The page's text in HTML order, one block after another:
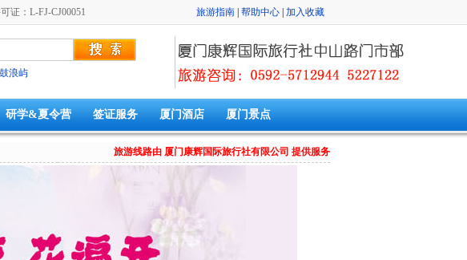
证：L-FJ-CJ00051 旅游指南 帮助中心 加入收藏
鼓浪屿
研学&夏令营 签证服务 厦门酒店 厦门景点
旅游线路由 厦门康辉国际旅行社有限公司 提供服务